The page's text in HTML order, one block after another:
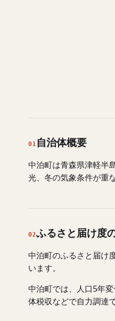
01 自治体概要
中泊町は青森県津軽半
光、冬の気象条件が重
02ふるさと届け度
中泊町のふるさと届け
います。
中泊町では、人口5年
体税収などで自力調達